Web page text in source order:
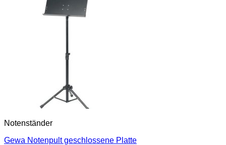
Notenständer
Gewa Notenpult geschlossene Platte